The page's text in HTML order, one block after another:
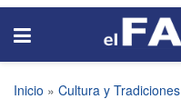
Inicio » Cultura y Tradiciones